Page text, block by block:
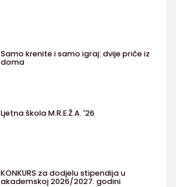
Samo krenite i samo igraj: dvije priče iz
doma
Ljetna škola M.R.E.Ž.A. '26
KONKURS za dodjelu stipendija u
akademskoj 2026/2027. godini